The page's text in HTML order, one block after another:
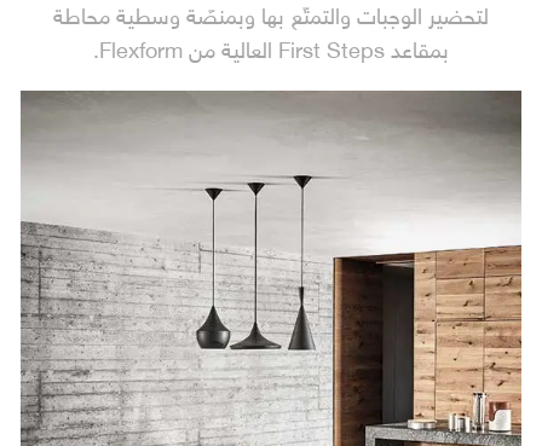
لتحضير الوجبات والتمتّع بها وبمنصّة وسطية محاطة
بمقاعد First Steps العالية من Flexform.